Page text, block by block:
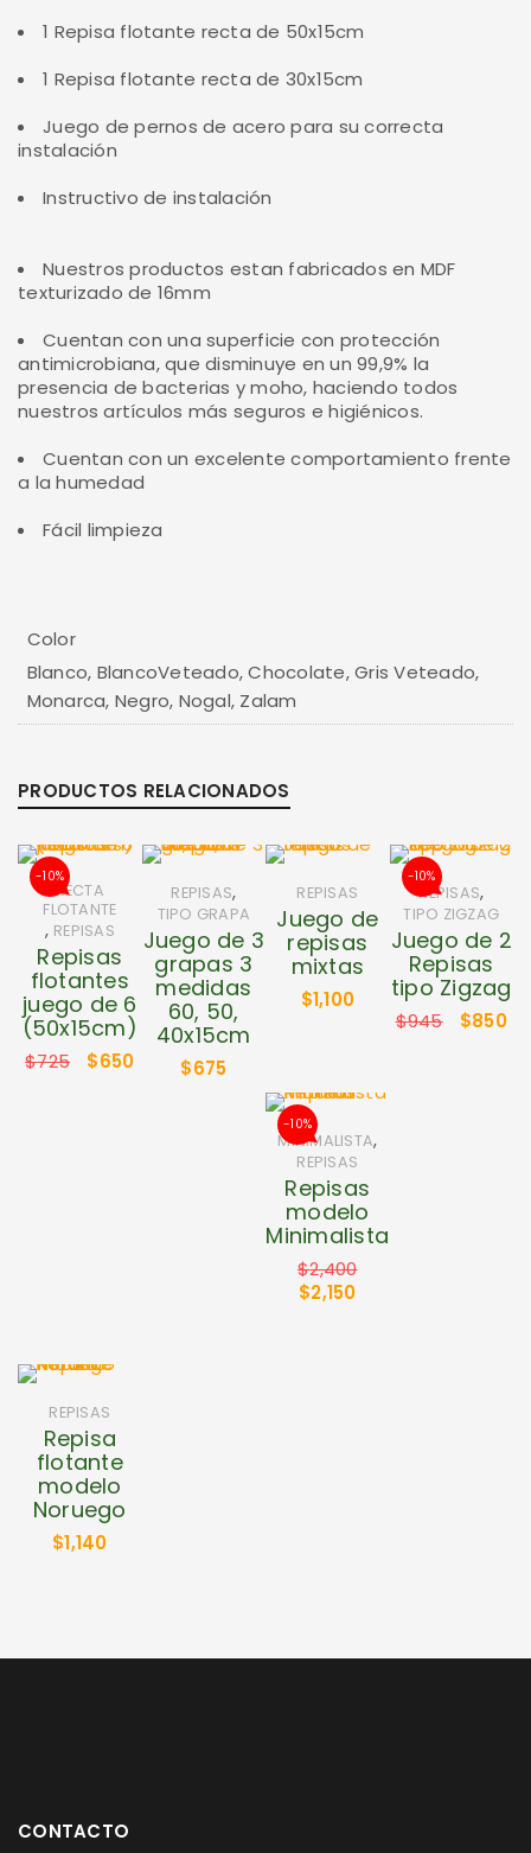
1 Repisa flotante recta de 50x15cm
1 Repisa flotante recta de 30x15cm
Juego de pernos de acero para su correcta
instalación
Instructivo de instalación
Nuestros productos estan fabricados en MDF
texturizado de 16mm
Cuentan con una superficie con protección
antimicrobiana, que disminuye en un 99,9% la
presencia de bacterias y moho, haciendo todos
nuestros artículos más seguros e higiénicos.
Cuentan con un excelente comportamiento frente
a la humedad
Fácil limpieza
Color
Blanco, BlancoVeteado, Chocolate, Gris Veteado,
Monarca, Negro, Nogal, Zalam
PRODUCTOS RELACIONADOS
-10%
RECTA
FLOTANTE
, REPISAS
Repisas
flotantes
juego de 6
(50x15cm)
$725 $650
REPISAS,
TIPO GRAPA
Juego de 3
grapas 3
medidas
60, 50,
40x15cm
$675
REPISAS
Juego de
repisas
mixtas
$1,100
-10%
REPISAS,
TIPO ZIGZAG
Juego de 2
Repisas
tipo Zigzag
$945 $850
-10%
MINIMALISTA,
REPISAS
Repisas
modelo
Minimalista
$2,400
$2,150
REPISAS
Repisa
flotante
modelo
Noruego
$1,140
CONTACTO